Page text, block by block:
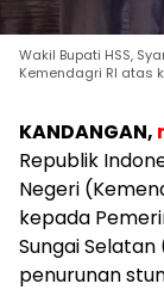
Wakil Bupati HSS,
Kemendagri RI atas
KANDANGAN,
Republik
Negeri
kepada
Sungai
penurunan